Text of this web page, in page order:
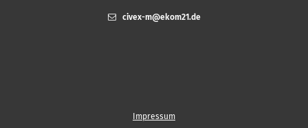
civex-m@ekom21.de
Impressum